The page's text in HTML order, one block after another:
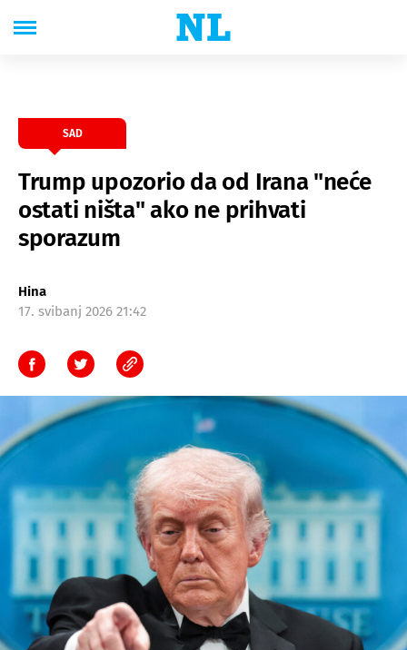
SAD
Trump upozorio da od Irana "neće
ostati ništa" ako ne prihvati
sporazum
Hina
17. svibanj 2026 21:42